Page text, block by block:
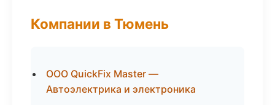
Компании в Тюмень
ООО QuickFix Master —
Автоэлектрика и электроника